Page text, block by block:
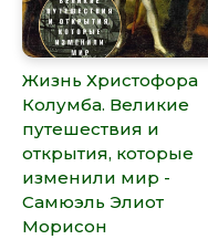
Жизнь Христофора
Колумба. Великие
путешествия и
открытия, которые
изменили мир -
Самюэль Элиот
Морисон